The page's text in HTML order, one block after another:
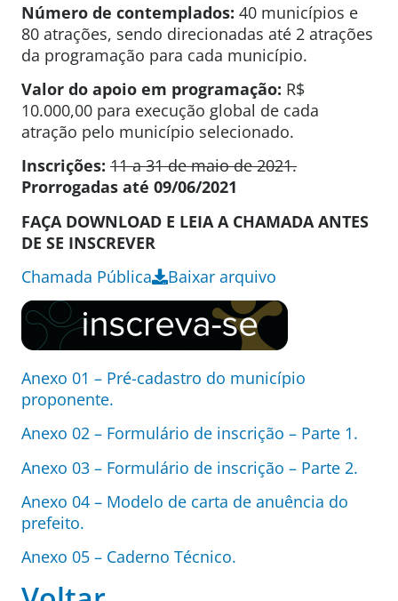
Número de contemplados: 40 municípios e
80 atrações, sendo direcionadas até 2 atrações
da programação para cada município.
Valor do apoio em programação: R$
10.000,00 para execução global de cada
atração pelo município selecionado.
Inscrições: 11 a 31 de maio de 2021.
Prorrogadas até 09/06/2021
FAÇA DOWNLOAD E LEIA A CHAMADA ANTES
DE SE INSCREVER
Chamada Pública
Baixar arquivo
Anexo 01 – Pré-cadastro do município
proponente.
Anexo 02 – Formulário de inscrição – Parte 1.
Anexo 03 – Formulário de inscrição – Parte 2.
Anexo 04 – Modelo de carta de anuência do
prefeito.
Anexo 05 – Caderno Técnico.